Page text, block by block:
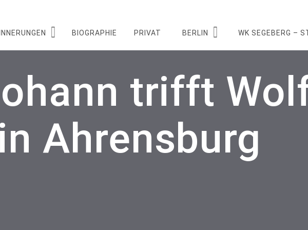
BIOGRAPHIE PRIVAT BERLIN WK SEGEBERG –
trifft
Ahrensburg